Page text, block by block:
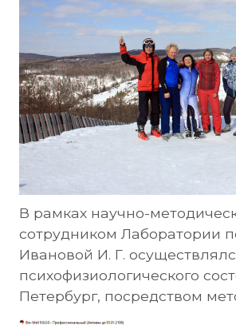
В рамках научно-
сотрудником Лаборатории
Ивановой И. Г.
психофизиологического
Петербург, посредством